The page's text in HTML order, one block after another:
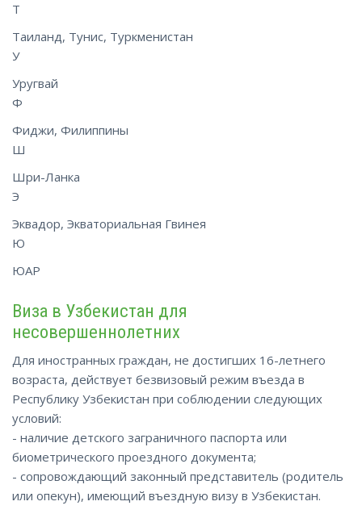
Т
Таиланд, Тунис, Туркменистан
У
Уругвай
Ф
Фиджи, Филиппины
Ш
Шри-Ланка
Э
Эквадор, Экваториальная Гвинея
Ю
ЮАР
Виза в Узбекистан для
несовершеннолетних
Для иностранных граждан, не достигших 16-летнего
возраста, действует безвизовый режим въезда в
Республику Узбекистан при соблюдении следующих
условий:
- наличие детского заграничного паспорта или
биометрического проездного документа;
- сопровождающий законный представитель (родитель
или опекун), имеющий въездную визу в Узбекистан.